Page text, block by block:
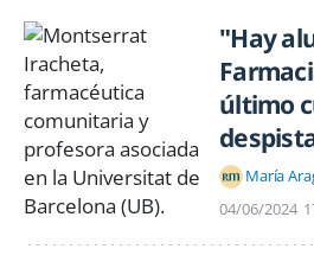
"Hay
último
María
04/06/2024